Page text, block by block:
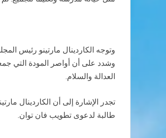
وتوجه الكاردينال مارتينو رئيس
وشدد على أن أواصر المودة التي
العدالة والسلام.
طالبة لدعوى تطويب فان توان.